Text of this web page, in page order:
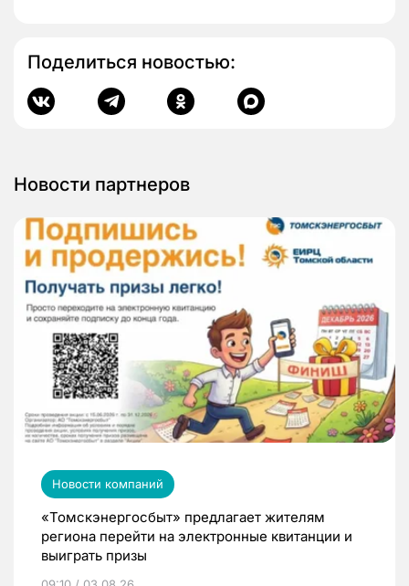
Поделиться новостью:
Новости партнеров
Новости компаний
«Томскэнергосбыт» предлагает жителям
региона перейти на электронные квитанции и
выиграть призы